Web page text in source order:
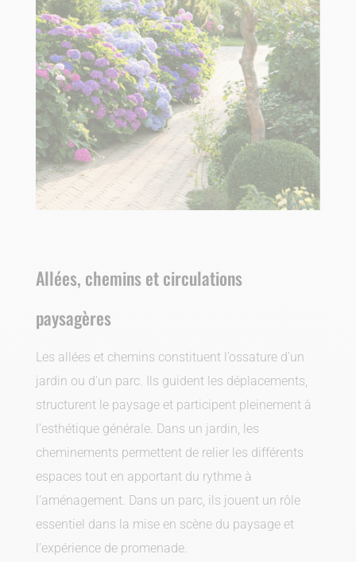
Allées, chemins et circulations
paysagères
Les allées et chemins constituent l’ossature d’un
jardin ou d’un parc. Ils guident les déplacements,
structurent le paysage et participent pleinement à
l’esthétique générale. Dans un jardin, les
cheminements permettent de relier les différents
espaces tout en apportant du rythme à
l’aménagement. Dans un parc, ils jouent un rôle
essentiel dans la mise en scène du paysage et
l’expérience de promenade.